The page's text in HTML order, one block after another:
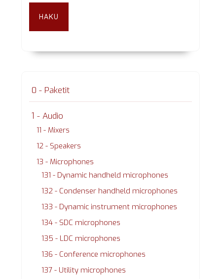
HAKU
0 - Paketit
1 - Audio
11 - Mixers
12 - Speakers
13 - Microphones
131 - Dynamic handheld microphones
132 - Condenser handheld microphones
133 - Dynamic instrument microphones
134 - SDC microphones
135 - LDC microphones
136 - Conference microphones
137 - Utility microphones